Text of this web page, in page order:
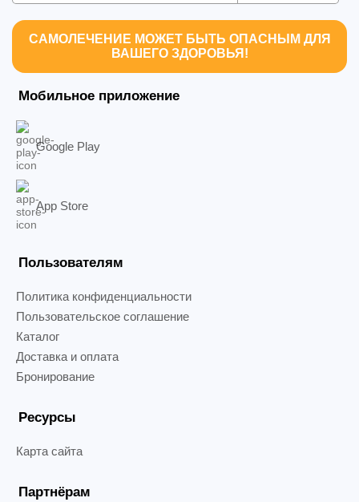
САМОЛЕЧЕНИЕ МОЖЕТ БЫТЬ ОПАСНЫМ ДЛЯ
ВАШЕГО ЗДОРОВЬЯ!
Мобильное приложение
Google Play
App Store
Пользователям
Политика конфиденциальности
Пользовательское соглашение
Каталог
Доставка и оплата
Бронирование
Ресурсы
Карта сайта
Партнёрам